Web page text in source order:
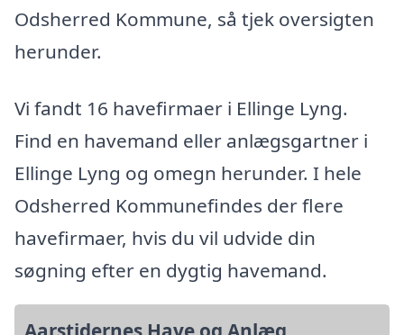
Odsherred Kommune, så tjek oversigten
herunder.
Vi fandt 16 havefirmaer i Ellinge Lyng.
Find en havemand eller anlægsgartner i
Ellinge Lyng og omegn herunder. I hele
Odsherred Kommunefindes der flere
havefirmaer, hvis du vil udvide din
søgning efter en dygtig havemand.